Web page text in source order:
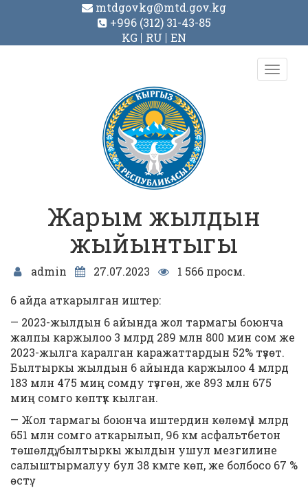
mtdgovkg@mtd.gov.kg
+996 (312) 31-43-85
KG
RU EN
Toggle
Жарым жылдын
жыйынтыгы
admin 27.07.2023
1 566 просм.
6 айда аткарылган иштер:
— 2023-жылдын 6 айында жол тармагы боюнча
жалпы каржылоо 3 млрд 289 млн 800 мин сом же
2023-жылга каралган каражаттардын 52% түзөт.
Былтыркы жылдын 6 айында каржылоо 4 млрд
183 млн 475 миң сомду түзгөн, же 893 млн 675
миң сомго көптүк кылган.
— Жол тармагы боюнча иштердин көлөмү 1 млрд
651 млн сомго аткарылып, 96 км асфальтбетон
төшөлдү, былтыркы жылдын ушул мезгилине
салыштырмалуу бул 38 кмге көп, же болбосо 67 %
өстү.